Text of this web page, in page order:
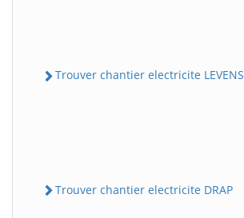
Trouver chantier electricite LEVENS
Trouver chantier electricite DRAP